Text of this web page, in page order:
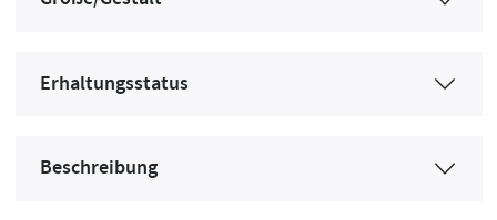
Erhaltungsstatus
Beschreibung